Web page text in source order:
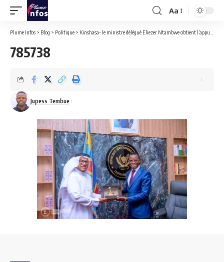
Font
Resizer
Aa
Plume Infos > Blog > Politique > Kinshasa- le ministre délégué Eliezer Ntambwe obtient l’appui des Emirats Arabes Unis pour la réhabilitation de l’hopital des anciens combattants.
785738
Jupess Tembue